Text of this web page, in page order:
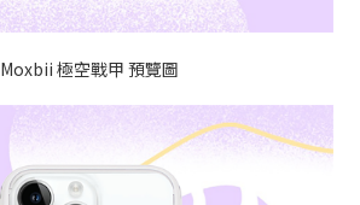
Moxbii 極空戰甲 預覽圖